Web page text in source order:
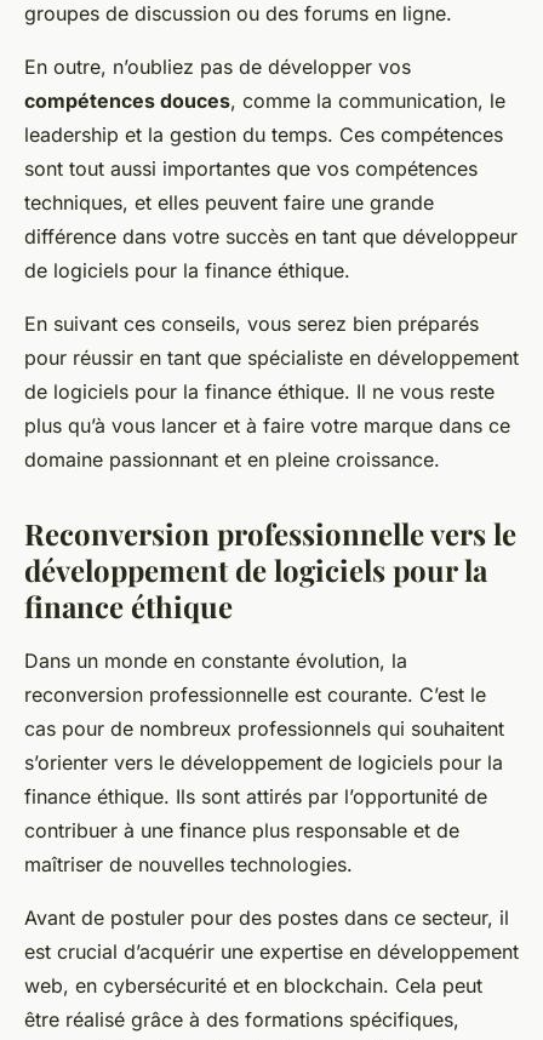
groupes de discussion ou des forums en ligne.
En outre, n’oubliez pas de développer vos
compétences douces, comme la communication, le
leadership et la gestion du temps. Ces compétences
sont tout aussi importantes que vos compétences
techniques, et elles peuvent faire une grande
différence dans votre succès en tant que développeur
de logiciels pour la finance éthique.
En suivant ces conseils, vous serez bien préparés
pour réussir en tant que spécialiste en développement
de logiciels pour la finance éthique. Il ne vous reste
plus qu’à vous lancer et à faire votre marque dans ce
domaine passionnant et en pleine croissance.
Reconversion professionnelle vers le
développement de logiciels pour la
finance éthique
Dans un monde en constante évolution, la
reconversion professionnelle est courante. C’est le
cas pour de nombreux professionnels qui souhaitent
s’orienter vers le développement de logiciels pour la
finance éthique. Ils sont attirés par l’opportunité de
contribuer à une finance plus responsable et de
maîtriser de nouvelles technologies.
Avant de postuler pour des postes dans ce secteur, il
est crucial d’acquérir une expertise en développement
web, en cybersécurité et en blockchain. Cela peut
être réalisé grâce à des formations spécifiques,